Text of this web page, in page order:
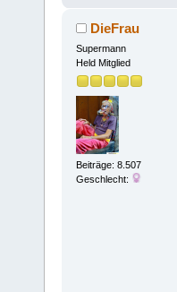
DieFrau
Supermann
Held Mitglied
Beiträge: 8.507
Geschlecht: